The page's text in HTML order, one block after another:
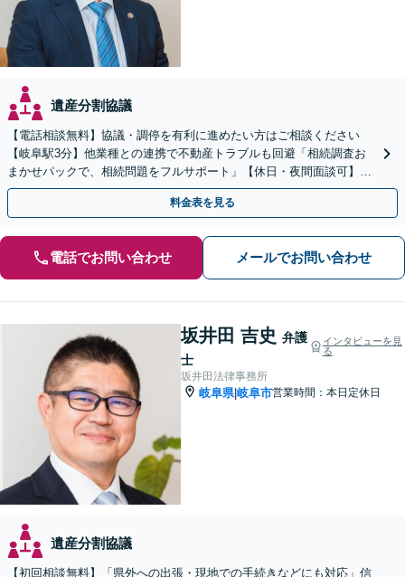
遺産分割協議
【電話相談無料】協議・調停を有利に進めたい方はご相談ください
【岐阜駅3分】他業種との連携で不動産トラブルも回避「相続調査お
まかせパックで、相続問題をフルサポート」【休日・夜間面談可】
【電話相談・ビデオ面談あり】【完全個室対応】
料金表を見る
電話でお問い合わせ メールでお問い合わせ
坂井田 吉史 弁護
士
インタビューを見
る
坂井田法律事務所
岐阜県|岐阜市営業時間：本日定休日
遺産分割協議
【初回相談無料】「県外への出張・現地での手続きなどにも対応」信